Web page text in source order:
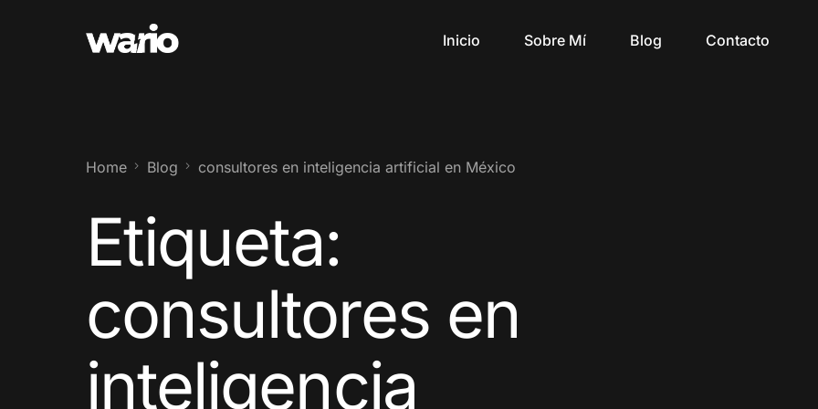
Inicio Sobre Mí Blog Contacto
Home Blog consultores en inteligencia artificial en México
Etiqueta:
consultores en
inteligencia